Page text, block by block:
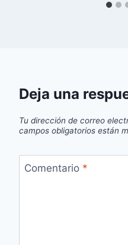
Deja una
Tu dirección de correo
campos obligatorios están
Comentario *